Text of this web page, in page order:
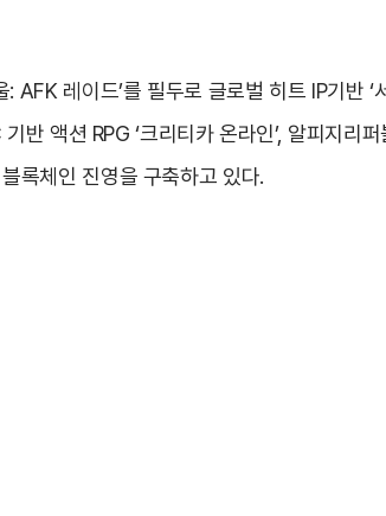
AFK 레이드’를 필두로 글로벌 히트 IP기반 ‘
반 액션 RPG ‘크리티카 온라인’, 알피지리
록체인 진영을 구축하고 있다.